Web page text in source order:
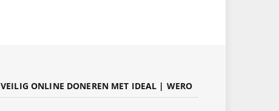
VEILIG ONLINE DONEREN MET IDEAL | WERO